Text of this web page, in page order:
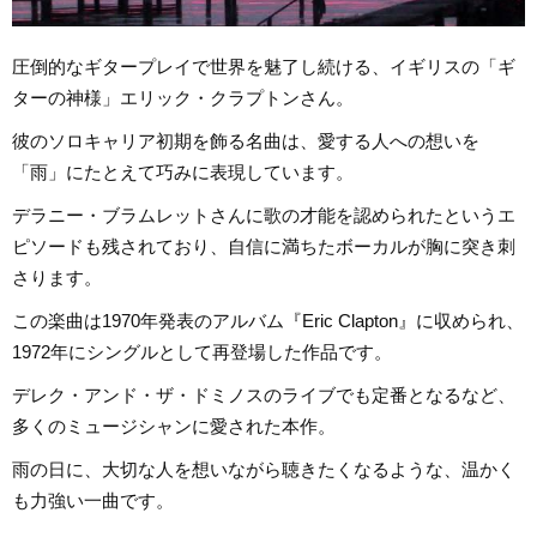
圧倒的なギタープレイで世界を魅了し続ける、イギリスの「ギ
ターの神様」エリック・クラプトンさん。
彼のソロキャリア初期を飾る名曲は、愛する人への想いを
「雨」にたとえて巧みに表現しています。
デラニー・ブラムレットさんに歌の才能を認められたというエ
ピソードも残されており、自信に満ちたボーカルが胸に突き刺
さります。
この楽曲は1970年発表のアルバム『Eric Clapton』に収められ、
1972年にシングルとして再登場した作品です。
デレク・アンド・ザ・ドミノスのライブでも定番となるなど、
多くのミュージシャンに愛された本作。
雨の日に、大切な人を想いながら聴きたくなるような、温かく
も力強い一曲です。